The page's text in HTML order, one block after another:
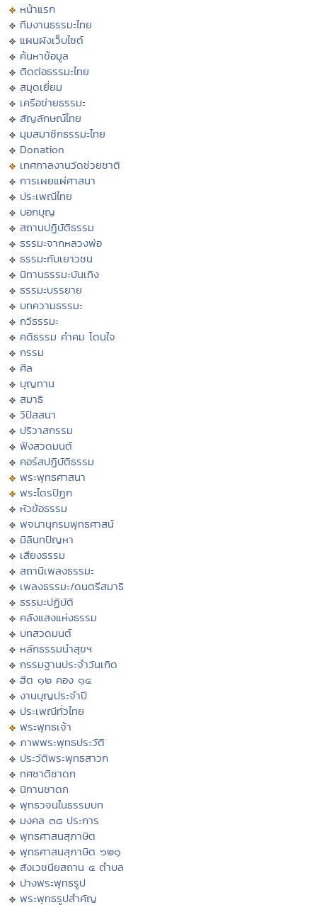
หน้าแรก
ทีมงานธรรมะไทย
แผนผังเว็บไซต์
ค้นหาข้อมูล
ติดต่อธรรมะไทย
สมุดเยี่ยม
เครือข่ายธรรมะ
สัญลักษณ์ไทย
มุมสมาชิกธรรมะไทย
Donation
เทศกาลงานวัดช่วยชาติ
การเผยแผ่ศาสนา
ประเพณีไทย
บอกบุญ
สถานปฏิบัติธรรม
ธรรมะจากหลวงพ่อ
ธรรมะกับเยาวชน
นิทานธรรมะบันเทิง
ธรรมะบรรยาย
บทความธรรมะ
กวีธรรมะ
คติธรรม คำคม โดนใจ
กรรม
ศีล
บุญทาน
สมาธิ
วิปัสสนา
ปริวาสกรรม
ฟังสวดมนต์
คอร์สปฏิบัติธรรม
พระพุทธศาสนา
พระไตรปิฏก
หัวข้อธรรม
พจนานุกรมพุทธศาสน์
มิลินทปัญหา
เสียงธรรม
สถานีเพลงธรรมะ
เพลงธรรมะ/ดนตรีสมาธิ
ธรรมะปฏิบัติ
คลังแสงแห่งธรรม
บทสวดมนต์
หลักธรรมนำสุขฯ
กรรมฐานประจำวันเกิด
ฮีต ๑๒ คอง ๑๔
งานบุญประจำปี
ประเพณีทั่วไทย
พระพุทธเจ้า
ภาพพระพุทธประวัติ
ประวัติพระพุทธสาวก
ทศชาติชาดก
นิทานชาดก
พุทธวจนในธรรมบท
มงคล ๓๘ ประการ
พุทธศาสนสุภาษิต
พุทธศาสนสุภาษิต ๖๒๑
สังเวชนียสถาน ๔ ตำบล
ปางพระพุทธรูป
พระพุทธรูปสำคัญ